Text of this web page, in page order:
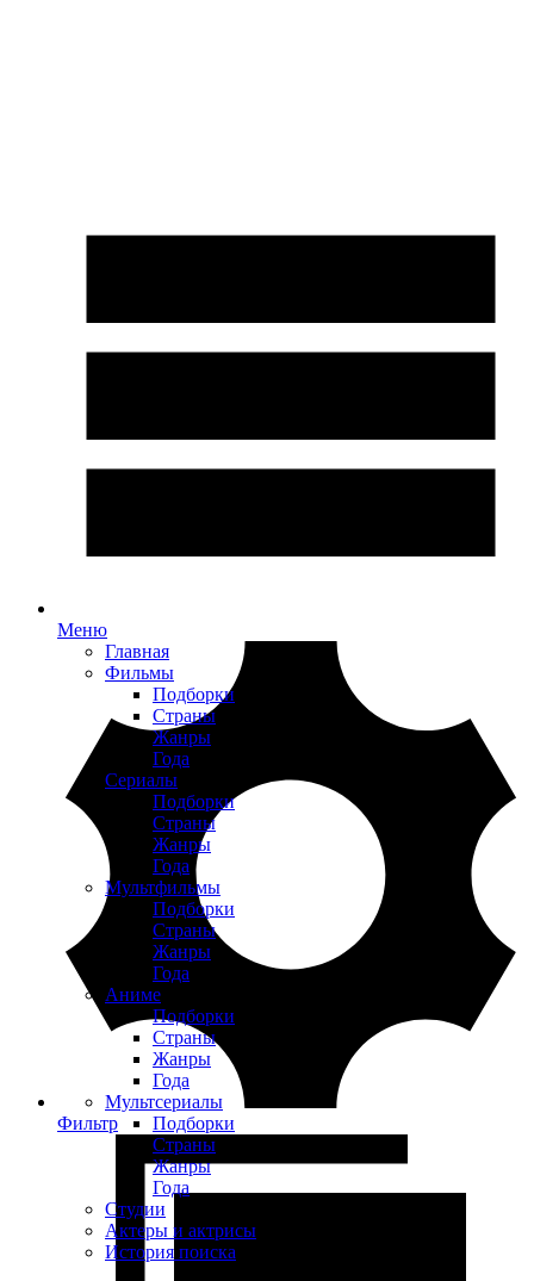
Меню
Главная
Фильмы
Подборки
Страны
Жанры
Года
Сериалы
Подборки
Страны
Жанры
Года
Мультфильмы
Подборки
Страны
Жанры
Года
Аниме
Подборки
Страны
Жанры
Года
Мультсериалы
Подборки
Страны
Жанры
Года
Студии
Актеры и актрисы
История поиска
Фильтр